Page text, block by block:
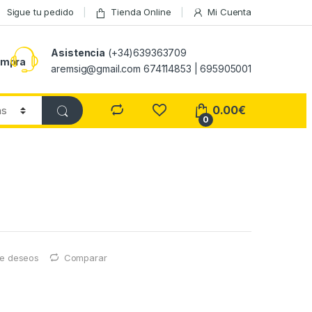
Sigue tu pedido Tienda Online Mi Cuenta
Asistencia (+34)639363709
aremsig@gmail.com 674114853 | 695905001
0
0.00€
deseos Comparar